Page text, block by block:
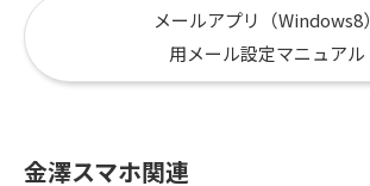
メールアプリ（Windows8）
用メール設定マニュアル
金澤スマホ関連